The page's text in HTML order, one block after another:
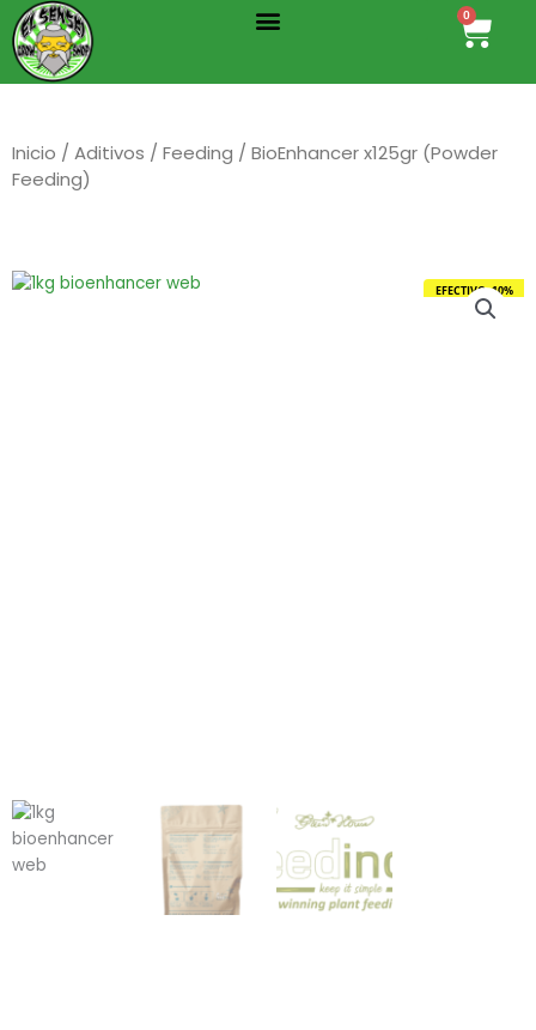
al
contenido
Menu 0
Cart
Inicio / Aditivos / Feeding / BioEnhancer x125gr (Powder
Feeding)
EFECTIVO -10%